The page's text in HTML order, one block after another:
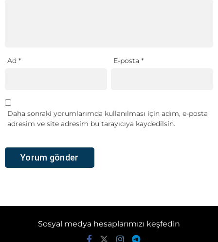
Ad * E-posta*
Daha sonraki yorumlarımda kullanılması için adım, e-posta
adresim ve site adresim bu tarayıcıya kaydedilsin.
Sosyal medya hesaplarımızı keşfedin